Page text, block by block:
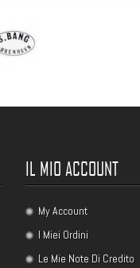
IL MIO ACCOUNT
My Account
I Miei Ordini
Le Mie Note Di Credito